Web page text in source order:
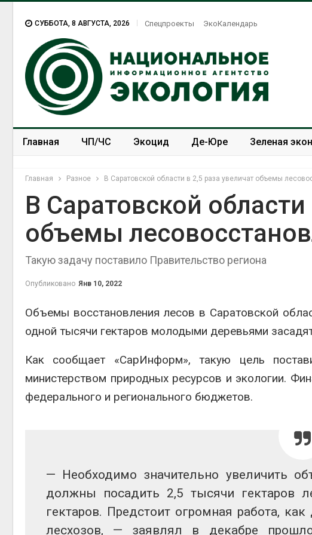
СУББОТА, 8 АВГУСТА, 2026 Спецпроекты ЭкоКалендарь
Главная ЧП/ЧС Экоцид Де-Юре Зеленая
Главная Разное В Саратовской области в 2,5 раза увеличат объемы
В Саратовской
объемы
Такую задачу поставило Правительство региона
Опубликовано Янв 10, 2022
Объемы восстановления лесов в Саратовской
одной тысячи гектаров молодыми деревьями
Как сообщает «СарИнформ», такую цель
министерством природных ресурсов и экологии.
федерального и регионального бюджетов.
— Необходимо значительно увеличить
должны посадить 2,5 тысячи гектаров
гектаров. Предстоит огромная работа,
лесхозов, — заявлял в декабре
контейнерных
В